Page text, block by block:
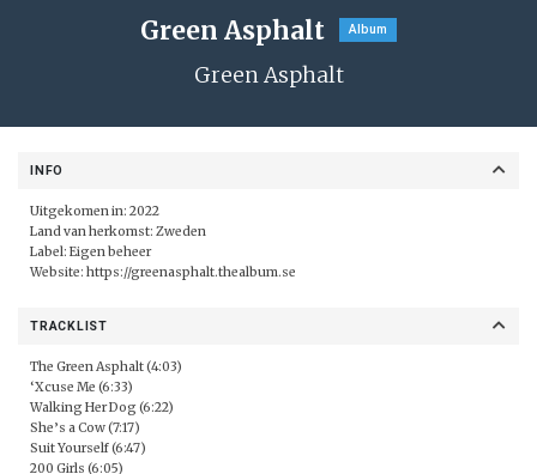
Green Asphalt Album
Green Asphalt
INFO
Uitgekomen in: 2022
Land van herkomst: Zweden
Label: Eigen beheer
Website: https://greenasphalt.thealbum.se
TRACKLIST
The Green Asphalt (4:03)
‘Xcuse Me (6:33)
Walking Her Dog (6:22)
She’s a Cow (7:17)
Suit Yourself (6:47)
200 Girls (6:05)